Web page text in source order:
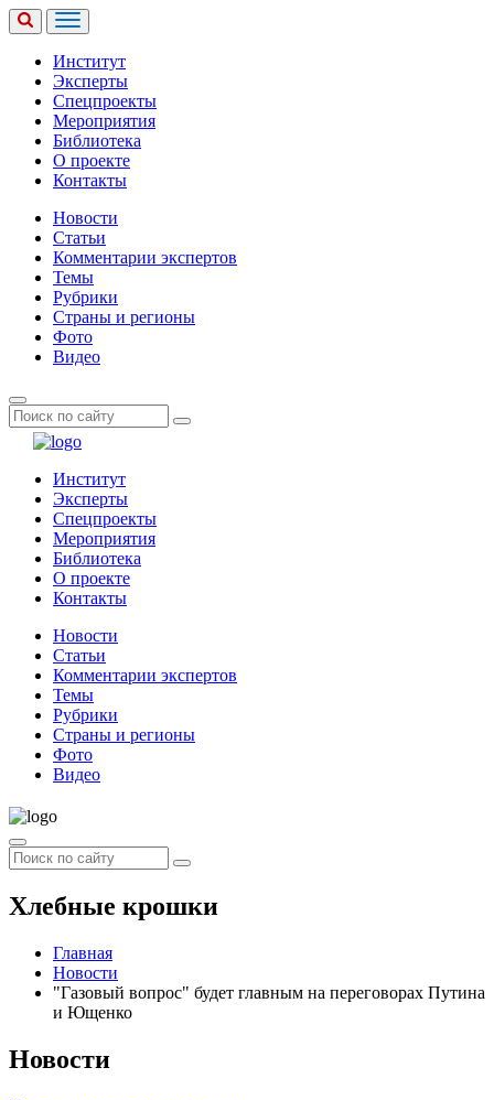
Институт
Эксперты
Спецпроекты
Мероприятия
Библиотека
О проекте
Контакты
Новости
Статьи
Комментарии экспертов
Темы
Рубрики
Страны и регионы
Фото
Видео
Институт
Эксперты
Спецпроекты
Мероприятия
Библиотека
О проекте
Контакты
Новости
Статьи
Комментарии экспертов
Темы
Рубрики
Страны и регионы
Фото
Видео
Хлебные крошки
Главная
Новости
"Газовый вопрос" будет главным на переговорах Путина
и Ющенко
Новости